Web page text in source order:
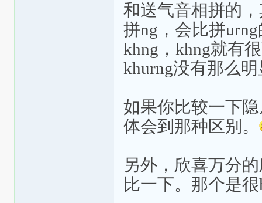
和送气音相拼的
拼ng，会比拼
khng，khng就有
khurng没有那么
如果你比较一下
体会到那种区别。
另外，欣喜万分
比一下。那个是